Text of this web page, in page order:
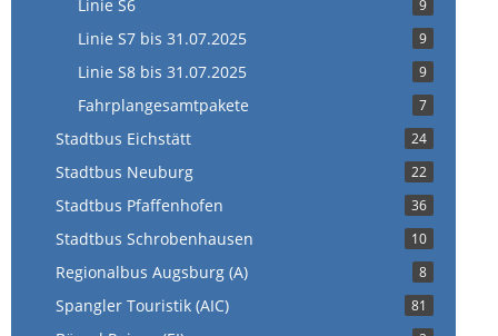
Linie S6 9
Linie S7 bis 31.07.2025 9
Linie S8 bis 31.07.2025 9
Fahrplangesamtpakete 7
Stadtbus Eichstätt 24
Stadtbus Neuburg 22
Stadtbus Pfaffenhofen 36
Stadtbus Schrobenhausen 10
Regionalbus Augsburg (A) 8
Spangler Touristik (AIC) 81